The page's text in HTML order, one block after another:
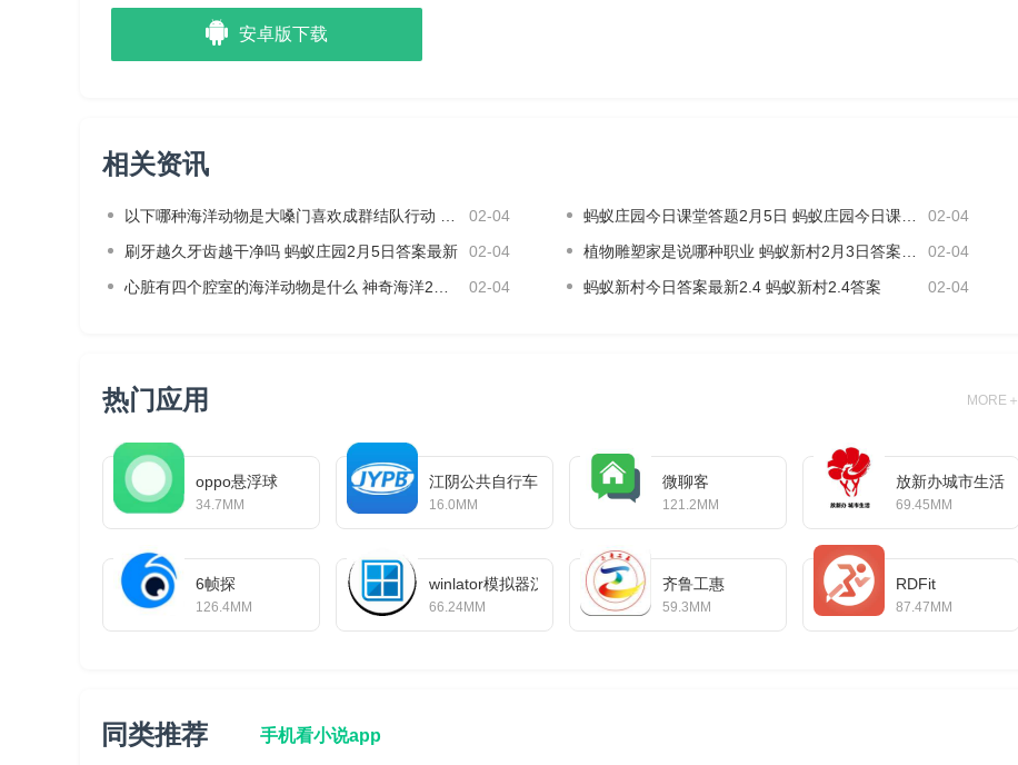
安卓版下载
相关资讯
以下哪种海洋动物是大嗓门喜欢成群结队行动 神奇海洋2月3日答案 02-04 蚂蚁庄园今日课堂答题2月5日 蚂蚁庄园今日课堂答题最新答案
02-04
刷牙越久牙齿越干净吗 蚂蚁庄园2月5日答案最新
02-04 植物雕塑家是说哪种职业 蚂蚁新村2月3日答案最新
02-04
心脏有四个腔室的海洋动物是什么 神奇海洋2月4日答案最新
02-04 蚂蚁新村今日答案最新2.4 蚂蚁新村2.4答案 02-04
热门应用 MORE＋
oppo悬浮球
34.7MM
江阴公共自行车
16.0MM
微聊客
121.2MM
放新办城市生活
69.45MM
6帧探
126.4MM
winlator模拟器汉化版
66.24MM
齐鲁工惠
59.3MM
RDFit
87.47MM
同类推荐 手机看小说app